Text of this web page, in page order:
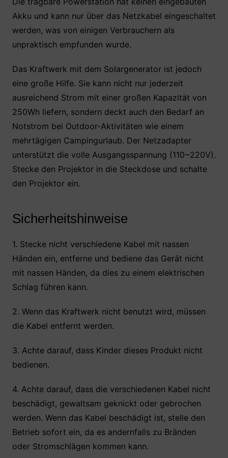
Akku und kann nur über das Netzkabel eingeschaltet
werden, was von einigen Verbrauchern als
unpraktisch empfunden wurde.
Das Kraftwerk mit dem Solargenerator ist jedoch
eine große Hilfe. Sie kann nicht nur jederzeit
ausreichend Strom mit einer großen Kapazität von
250Wh liefern, sondern deckt auch den Bedarf an
Notstrom bei Outdoor-Aktivitäten wie einem
mehrtägigen Campingurlaub. Der Netzadapter
unterstützt die volle Ausgangsspannung (110~220V).
Stecke den Projektor in die Steckdose und schalte
den Projektor ein.
Sicherheitshinweise
1. Stecke nicht verschiedene Kabel mit nassen
Händen ein, entferne und bediene das Gerät nicht
mit nassen Händen, da dies zu einem elektrischen
Schlag führen kann.
2. Wenn das Kraftwerk nicht benutzt wird, müssen
die Kabel entfernt werden.
3. Achte darauf, dass Kinder dieses Produkt nicht
bedienen.
4. Achte darauf, dass die verschiedenen Kabel nicht
beschädigt, gewaltsam geknickt oder gebrochen
werden. Wenn das Kabel beschädigt ist, stelle den
Betrieb sofort ein, da es andernfalls zu Bränden
oder Stromschlägen kommen kann.